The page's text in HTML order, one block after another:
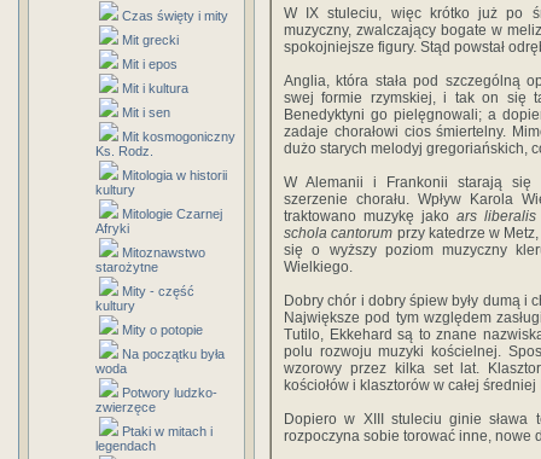
Czas święty i mity
Mit grecki
Mit i epos
Mit i kultura
Mit i sen
Mit kosmogoniczny
Ks. Rodz.
Mitologia w historii
kultury
Mitologie Czarnej
Afryki
Mitoznawstwo
starożytne
Mity - część
kultury
Mity o potopie
Na początku była
woda
Potwory ludzko-
zwierzęce
Ptaki w mitach i
legendach
W IX stuleciu, więc krótko już po
muzyczny, zwalczający bogate w
spokojniejsze figury. Stąd powstał
Anglia, która stała pod szczególną
swej formie rzymskiej, i tak on się
Benedyktyni go pielęgnowali; a
zadaje chorałowi cios śmiertelny.
dużo starych melodyj gregoriańskich,
W Alemanii i Frankonii starają się
szerzenie chorału. Wpływ Karola
traktowano muzykę jako ars liberalis
schola cantorum przy katedrze w
się o wyższy poziom muzyczny
Wielkiego.
Dobry chór i dobry śpiew były dumą i
Największe pod tym względem
Tutilo, Ekkehard są to znane
polu rozwoju muzyki kościelnej.
wzorowy przez kilka set lat.
kościołów i klasztorów w całej
Dopiero w XIII stuleciu ginie sława
rozpoczyna sobie torować inne, nowe